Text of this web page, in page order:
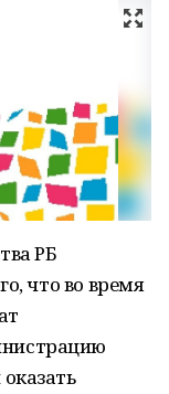
РБ
что во время